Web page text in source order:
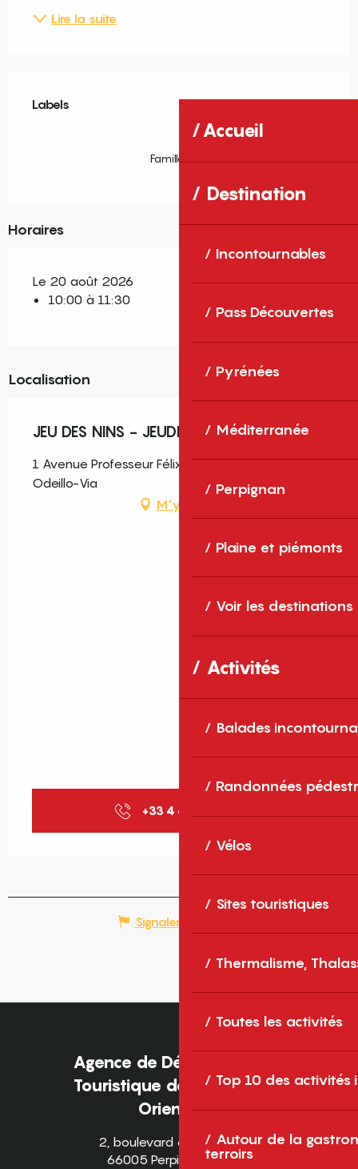
Accueil
Destination
Incontournables
Pass Découvertes
Pyrénées
Méditerranée
Perpignan
Plaine et piémonts
Voir les destinations
Activités
Balades
Randonnées
Vélos
Sites touristiques
Thermalisme,
Toutes les activités
Top 10 des activités
Autour de la
terroirs
Lire la suite
Labels
Labels
Famille Plus
Horaires
Le 20 août 2026
10:00 à 11:30
Localisation
JEU DES NINS - JEUDI 20 AOÛT
1 Avenue Professeur Félix Trombe, Font-Romeu-
Odeillo-Via
M'y rendre
+33 4 68 30 68
Signaler une erreur
Agence de Développement
Touristique des Pyrénées-
Orientales
2, boulevard des Pyrénées
66005 Perpignan Cedex